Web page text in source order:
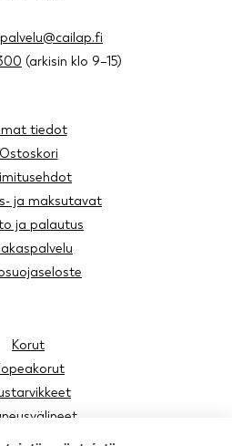
(arkisin klo 9–15)
tiedot
Ostoskori
ja maksutavat
ja palautus
Korut
Aurinkolasit